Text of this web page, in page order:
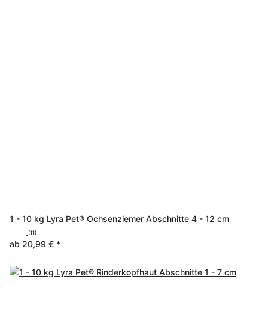
1 - 10 kg Lyra Pet® Ochsenziemer Abschnitte 4 - 12 cm
(11)
ab 20,99 € *